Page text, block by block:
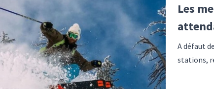
Les
A défaut
stations,